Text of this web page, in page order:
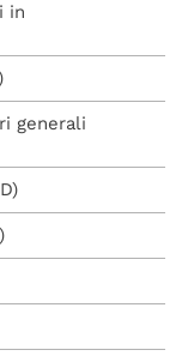
e
in
generali